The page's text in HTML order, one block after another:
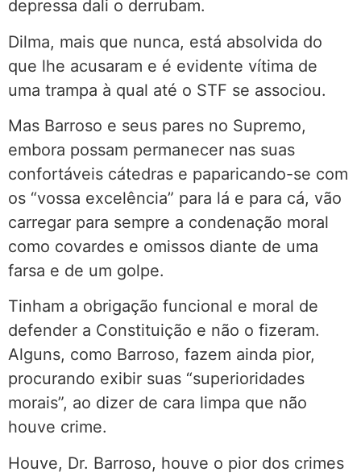
depressa dali o derrubam.
Dilma, mais que nunca, está absolvida do
que lhe acusaram e é evidente vítima de
uma trampa à qual até o STF se associou.
Mas Barroso e seus pares no Supremo,
embora possam permanecer nas suas
confortáveis cátedras e paparicando-se com
os “vossa excelência” para lá e para cá, vão
carregar para sempre a condenação moral
como covardes e omissos diante de uma
farsa e de um golpe.
Tinham a obrigação funcional e moral de
defender a Constituição e não o fizeram.
Alguns, como Barroso, fazem ainda pior,
procurando exibir suas “superioridades
morais”, ao dizer de cara limpa que não
houve crime.
Houve, Dr. Barroso, houve o pior dos crimes